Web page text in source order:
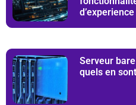
d’experience
Serveur
quels en